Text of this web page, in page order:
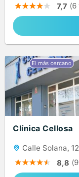
7,7 (6
Clínica Cellosa
Calle Solana,
8,8